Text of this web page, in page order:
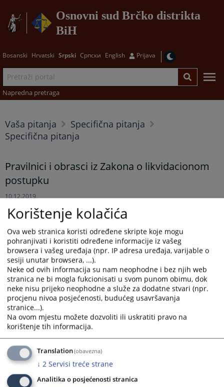
Osnovni sud Brčko distrikta
BiH
Bosanski Hrvatski Srpski Српски English Prijava
Napredna pretraga
Vaša pitanja
Specifična pitanja
Specifična pitanja
Pravilnici i obrasci iz Zakona o likvidacionom
postupku
10.12.2019.
Pravilnike i obrasce iz Zakona o likvidacionom postupku:
Pravilnik o izgledu i sadržaju obrasca prijedloga za
pokretanje likvidacionog postupka i o izgledu i sadržaju
obrasca prijedloga za pokretanje skraćenog dobrovoljnog
likvidacionog postupka i izjave članova društva
Pravilnik o naknadama i nagradama za rad likvidacionog
upravnika
možete preuzetiOVDJE
Prikazana vijest je na: Bosanski jezik
Vijest dostupna još na:
Korištenje kolačića
Ova web stranica koristi određene skripte koje mogu
pohranjivati i koristiti određene informacije iz vašeg
browsera i vašeg uređaja (npr. IP adresa uređaja, varijable o
sesiji unutar browsera, ...).
Neke od ovih informacija su nam neophodne i bez njih web
stranica ne bi mogla fukcionisati u svom punom obimu, dok
neke nisu prijeko neophodne a služe za dodatne stvari (npr.
procjenu nivoa posjećenosti, budućeg usavršavanja
stranice...).
Na ovom mjestu možete dozvoliti ili uskratiti pravo na
korištenje tih informacija.
Translation(obavezna)
↓ 2 Servisi treće strane
Analitika o posjećenosti stranica